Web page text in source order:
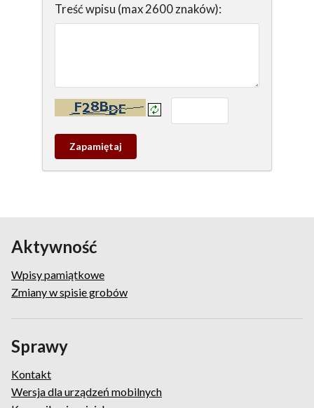
Treść wpisu (max 2600 znaków):
Kontrola - wprowadź tekst z obrazka:
Zapamietaj
wpis
Aktywność
Wpisy pamiątkowe
Zmiany w spisie grobów
Sprawy
Kontakt
Wersja dla urządzeń mobilnych